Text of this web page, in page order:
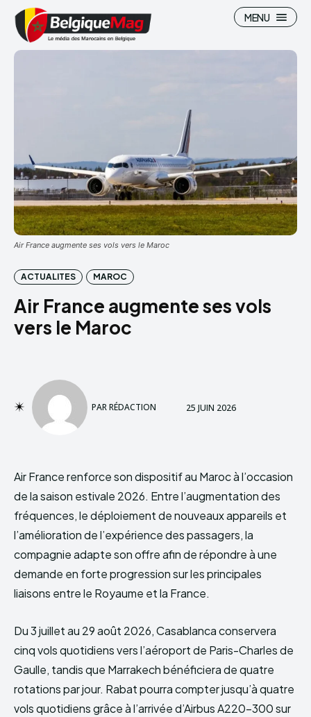
MENU
Air France augmente ses vols vers le Maroc
ACTUALITES MAROC
Air France augmente ses vols
vers le Maroc
PARRÉDACTION 25 JUIN 2026
Air France renforce son dispositif au Maroc à l’occasion
de la saison estivale 2026. Entre l’augmentation des
fréquences, le déploiement de nouveaux appareils et
l’amélioration de l’expérience des passagers, la
compagnie adapte son offre afin de répondre à une
demande en forte progression sur les principales
liaisons entre le Royaume et la France.
Du 3 juillet au 29 août 2026, Casablanca conservera
cinq vols quotidiens vers l’aéroport de Paris-Charles de
Gaulle, tandis que Marrakech bénéficiera de quatre
rotations par jour. Rabat pourra compter jusqu’à quatre
vols quotidiens grâce à l’arrivée d’Airbus A220-300 sur